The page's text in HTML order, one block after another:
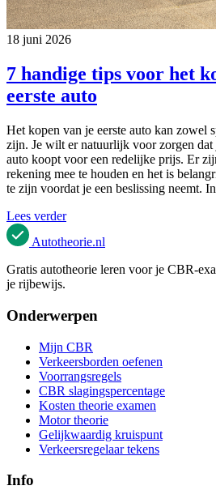
18 juni 2026
7 handige tips voor het
eerste auto
Het kopen van je eerste auto kan zowel
zijn. Je wilt er natuurlijk voor zorgen dat
auto koopt voor een redelijke prijs. Er
rekening mee te houden en het is
te zijn voordat je een beslissing neemt.
Lees verder
Autotheorie.nl
Gratis autotheorie leren voor je CBR-
je rijbewijs.
Onderwerpen
Mijn CBR
Verkeersborden oefenen
Voorrangsregels
CBR slagingspercentage
Kosten theorie examen
Motor theorie
Gelijkwaardig kruispunt
Verkeersregelaar tekens
Info